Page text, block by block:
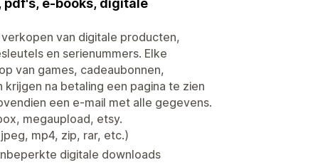
e-books, digitale
van digitale producten,
en serienummers. Elke
van games, cadeaubonnen,
na betaling een pagina te zien
een e-mail met alle gegevens.
megaupload, etsy.
mp4, zip, rar, etc.)
digitale downloads